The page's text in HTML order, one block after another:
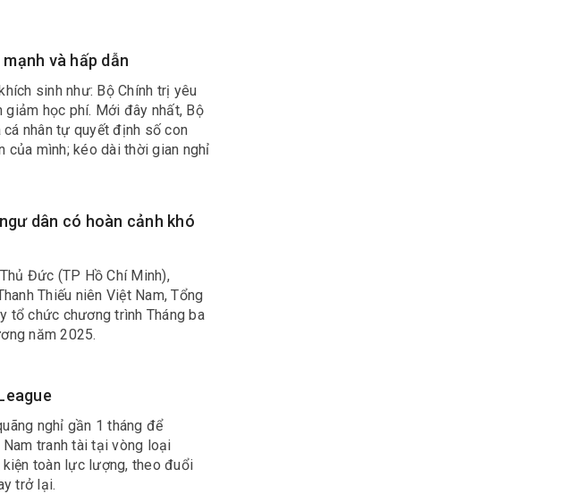
và hấp dẫn
sinh như: Bộ Chính trị yêu
học phí. Mới đây nhất, Bộ
nhân tự quyết định số con
của mình; kéo dài thời gian nghỉ
dân có hoàn cảnh khó
Đức (TP Hồ Chí Minh),
Thiếu niên Việt Nam, Tổng
tổ chức chương trình Tháng ba
năm 2025.
nghỉ gần 1 tháng để
tranh tài tại vòng loại
toàn lực lượng, theo đuổi
trở lại.